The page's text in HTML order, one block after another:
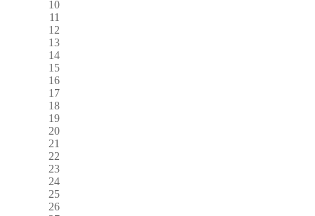
10
11
12
13
14
15
16
17
18
19
20
21
22
23
24
25
26